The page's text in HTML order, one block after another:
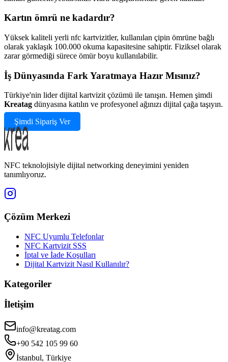
Kartın ömrü ne kadardır?
Yüksek kaliteli yerli nfc kartvizitler, kullanılan çipin ömrüne bağlı
olarak yaklaşık 100.000 okuma kapasitesine sahiptir. Fiziksel olarak
zarar görmediği sürece ömür boyu kullanılabilir.
İş Dünyasında Fark Yaratmaya Hazır Mısınız?
Türkiye'nin lider dijital kartvizit çözümü ile tanışın. Hemen şimdi
Kreatag dünyasına katılın ve profesyonel ağınızı dijital çağa taşıyın.
Şimdi Sipariş Ver
NFC teknolojisiyle dijital networking deneyimini yeniden
tanımlıyoruz.
Çözüm Merkezi
NFC Uyumlu Telefonlar
NFC Kartvizit SSS
İptal ve İade Koşulları
Dijital Kartvizit Nasıl Kullanılır?
Kategoriler
İletişim
info@kreatag.com
+90 542 105 99 60
İstanbul, Türkiye